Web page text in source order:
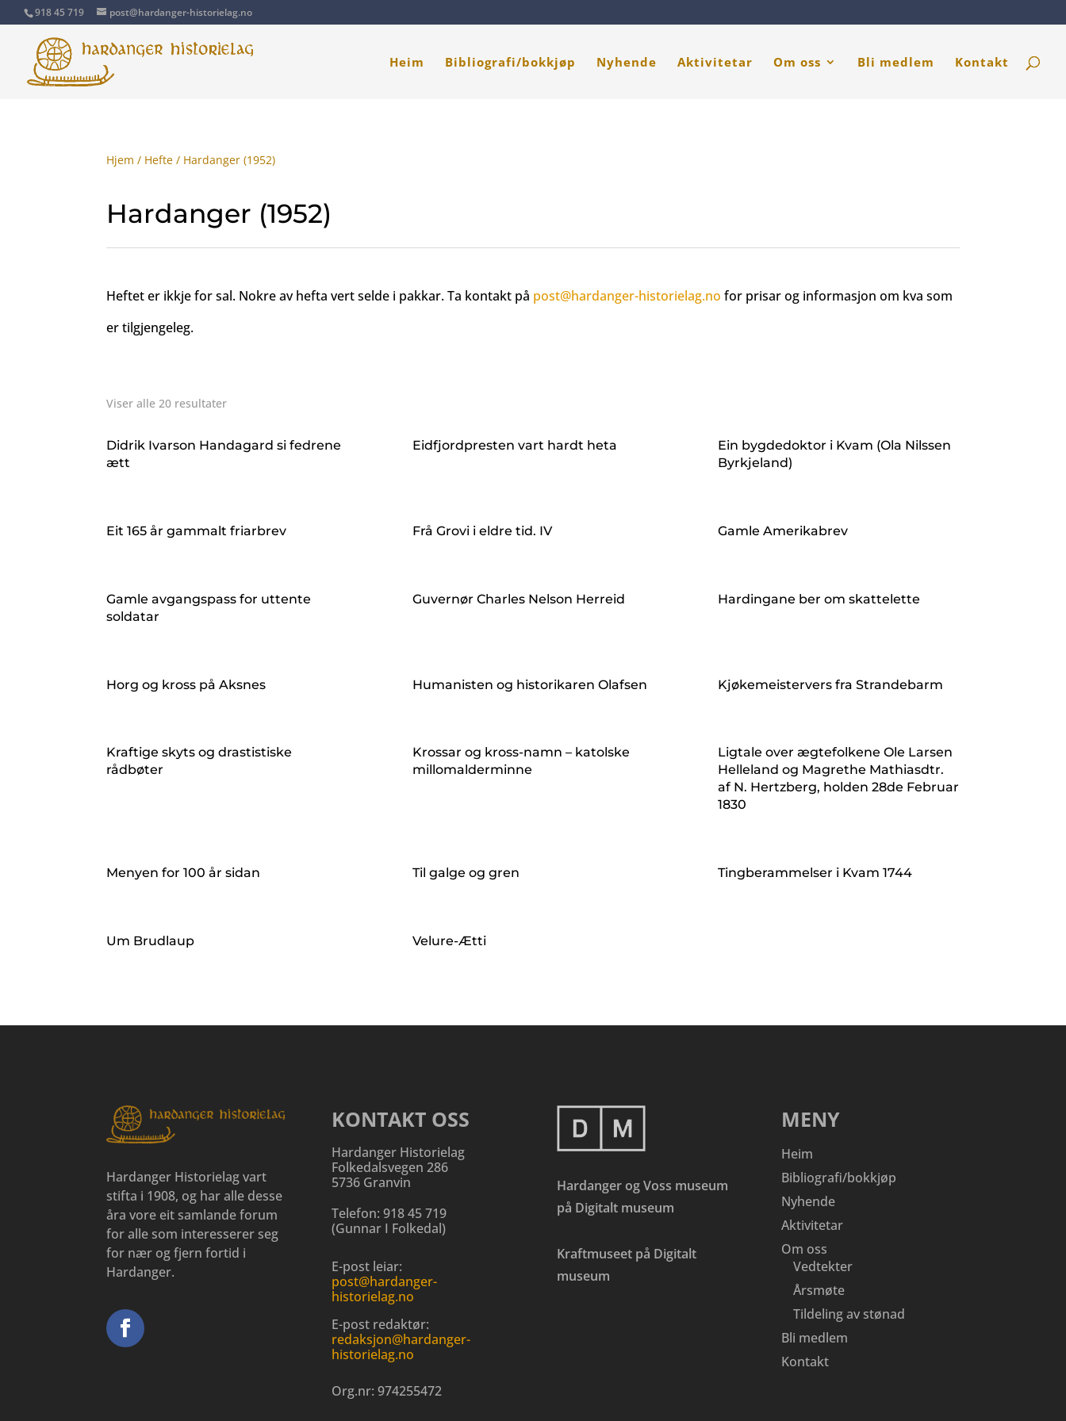
918 45 719 post@hardanger-historielag.no
Heim Bibliografi/bokkjøp Nyhende Aktivitetar Om oss Bli medlem Kontakt
Hjem / Hefte / Hardanger (1952)
Hardanger (1952)
Heftet er ikkje for sal. Nokre av hefta vert selde i pakkar. Ta kontakt på post@hardanger-historielag.no for prisar og informasjon om kva som
er tilgjengeleg.
Viser alle 20 resultater
Didrik Ivarson Handagard si fedrene
ætt
Eidfjordpresten vart hardt heta
Ein bygdedoktor i Kvam (Ola Nilssen
Byrkjeland)
Eit 165 år gammalt friarbrev Frå Grovi i eldre tid. IV Gamle Amerikabrev
Gamle avgangspass for uttente
soldatar
Guvernør Charles Nelson Herreid Hardingane ber om skattelette
Horg og kross på Aksnes Humanisten og historikaren Olafsen Kjøkemeistervers fra Strandebarm
Kraftige skyts og drastistiske
rådbøter
Krossar og kross-namn – katolske
millomalderminne
Ligtale over ægtefolkene Ole Larsen
Helleland og Magrethe Mathiasdtr.
af N. Hertzberg, holden 28de Februar
1830
Menyen for 100 år sidan Til galge og gren Tingberammelser i Kvam 1744
Um Brudlaup Velure-Ætti
Hardanger Historielag vart
stifta i 1908, og har alle desse
åra vore eit samlande forum
for alle som interesserer seg
for nær og fjern fortid i
Hardanger.
KONTAKT OSS
Hardanger Historielag
Folkedalsvegen 286
5736 Granvin
Telefon: 918 45 719
(Gunnar I Folkedal)
E-post leiar:
post@hardanger-
historielag.no
E-post redaktør:
redaksjon@hardanger-
historielag.no
Org.nr: 974255472
Hardanger og Voss museum
på Digitalt museum
Kraftmuseet på Digitalt
museum
MENY
Heim
Bibliografi/bokkjøp
Nyhende
Aktivitetar
Om oss
Vedtekter
Årsmøte
Tildeling av stønad
Bli medlem
Kontakt